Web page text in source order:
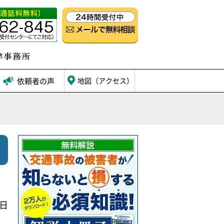
依頼者の声 地図（アクセス）